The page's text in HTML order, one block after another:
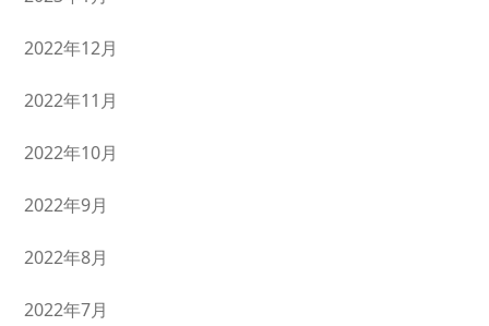
2022年12月
2022年11月
2022年10月
2022年9月
2022年8月
2022年7月